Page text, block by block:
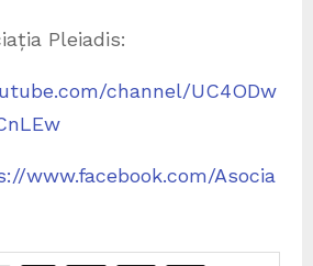
Pleiadis:
channel/UC4ODw
www.facebook.com/Asocia